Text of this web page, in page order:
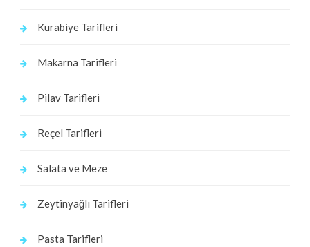
Kurabiye Tarifleri
Makarna Tarifleri
Pilav Tarifleri
Reçel Tarifleri
Salata ve Meze
Zeytinyağlı Tarifleri
Pasta Tarifleri